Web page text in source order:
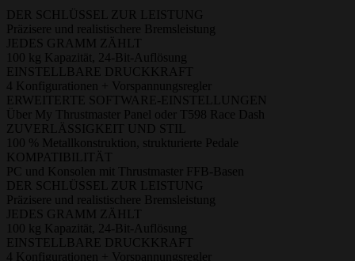
DER SCHLÜSSEL ZUR LEISTUNG
Präzisere und realistischere Bremsleistung
JEDES GRAMM ZÄHLT
100 kg Kapazität, 24-Bit-Auflösung
EINSTELLBARE DRUCKKRAFT
4 Konfigurationen + Vorspannungsregler
ERWEITERTE SOFTWARE-EINSTELLUNGEN
Über My Thrustmaster Panel oder T598 Race Dash
ZUVERLÄSSIGKEIT UND STIL
100 % Metallkonstruktion, strukturierte Pedale
KOMPATIBILITÄT
PC und Konsolen mit Thrustmaster FFB-Basen
DER SCHLÜSSEL ZUR LEISTUNG
Präzisere und realistischere Bremsleistung
JEDES GRAMM ZÄHLT
100 kg Kapazität, 24-Bit-Auflösung
EINSTELLBARE DRUCKKRAFT
4 Konfigurationen + Vorspannungsregler